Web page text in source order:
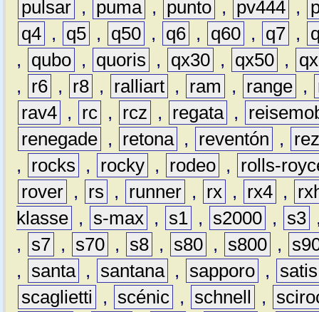
pulsar , puma , punto , pv444 ,
q4 , q5 , q50 , q6 , q60 , q7 ,
,
qubo , quoris , qx30 , qx50 ,
,
r6 , r8 , ralliart , ram , range ,
rav4 , rc , rcz , regata ,
renegade , retona , reventón ,
,
rocks , rocky , rodeo ,
rolls-
rover , rs , runner , rx , rx4 ,
klasse , s-max , s1 , s2000 , s3
,
s7 , s70 , s8 , s80 , s800 ,
,
santa , santana , sapporo ,
satis
scaglietti
, scénic , schnell ,